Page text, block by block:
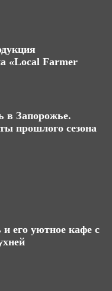
«Local Farmer
в Запорожье.
прошлого сезона
его уютное кафе с